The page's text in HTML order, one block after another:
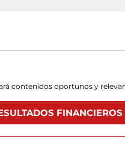
contenidos oportunos y
FINANCIEROS